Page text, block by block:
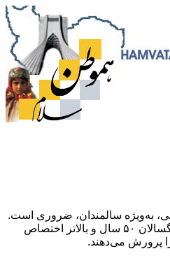
به‌ویژه سالمندان، ضروری است.
بسیاری از سالمندان به دلیل عدم آشنایی با فناوری‌های نوین، از منابع اطلاعاتی و ارتباطات مدرن فاصله گرفته‌اند. ابتکارات آموزشی که به ترویج سواد دیجیتال در میان بزرگسالان ۵۰ سال و بالاتر اختصاص
پرورش می‌دهند.